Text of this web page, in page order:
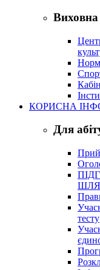
Виховна
КОРИСНА
Для
тесту